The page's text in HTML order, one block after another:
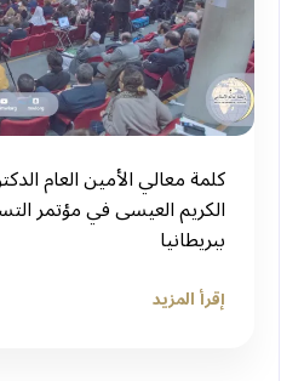
كلمة معالي الأمين العام
الكريم العيسى في مؤتمر
ببريطانيا
إقرأ المزيد